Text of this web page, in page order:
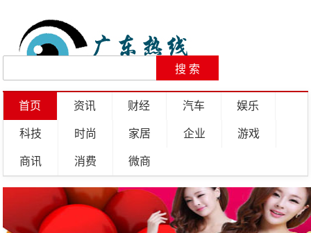
首页 资讯 财经 汽车 娱乐
科技 时尚 家居 企业 游戏
商讯 消费 微商